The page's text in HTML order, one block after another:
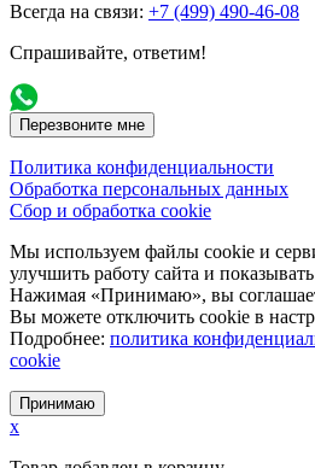
Всегда на связи: +7 (499) 490-46-08
Спрашивайте, ответим!
Перезвоните мне
Политика конфиденциальности
Обработка персональных данных
Сбор и обработка cookie
Мы используем файлы cookie и
улучшить работу сайта и
Нажимая «Принимаю», вы
Вы можете отключить cookie в
Подробнее: политика
cookie
Принимаю
x